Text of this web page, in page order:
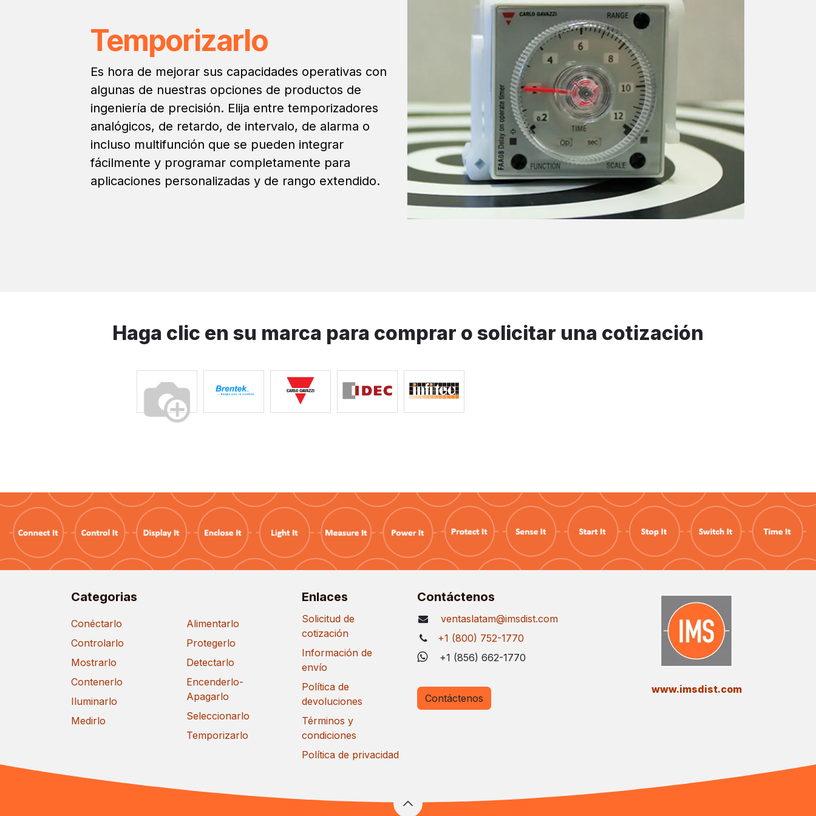
Temporizarlo
Es hora de mejorar sus capacidades operativas con
algunas de nuestras opciones de productos de
ingeniería de precisión. Elija entre temporizadores
analógicos, de retardo, de intervalo, de alarma o
incluso multifunción que se pueden integrar
fácilmente y programar completamente para
aplicaciones personalizadas y de rango extendido.
Haga clic en su marca para comprar o solicitar una cotización
Categorias
Conéctarlo
Controlarlo
Mostrarlo
Contenerlo
Iluminarlo
Medirlo
Alimentarlo
Protegerlo
Detectarlo
Encenderlo-
Apagarlo
Seleccionarlo
Temporizarlo
Enlaces
Solicitud de
cotización
Información de
envío
Política de
devoluciones
Términos y
condiciones
Política de privacidad
Contáctenos
ventaslatam@imsdist.com
+1 (800) 752-1770
+1 (856) 662-1770
Contáctenos
​www.imsdist.com